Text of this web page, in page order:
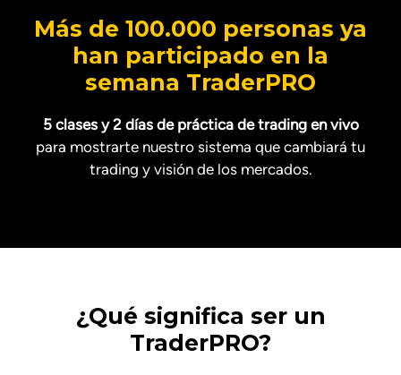
Más de 100.000 personas ya
han participado en la
semana TraderPRO
5 clases y 2 días de práctica de trading en vivo
para mostrarte nuestro sistema que cambiará tu
trading y visión de los mercados.
¿Qué significa ser un
TraderPRO?